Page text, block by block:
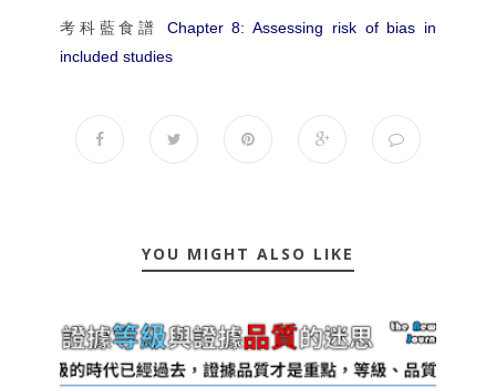
考科藍食譜 Chapter 8: Assessing risk of bias in
included studies
YOU MIGHT ALSO LIKE